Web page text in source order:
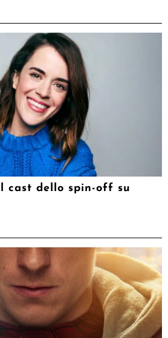
cast dello spin-off su